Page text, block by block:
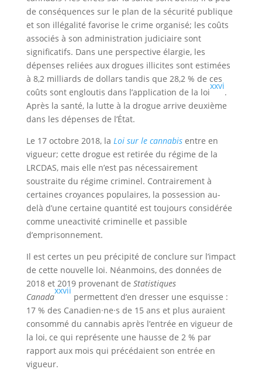
de conséquences sur le plan de la sécurité publique
et son illégalité favorise le crime organisé; les coûts
associés à son administration judiciaire sont
significatifs. Dans une perspective élargie, les
dépenses reliées aux drogues illicites sont estimées
à 8,2 milliards de dollars tandis que 28,2 % de ces
coûts sont engloutis dans l’application de la loi
xxvi
.
Après la santé, la lutte à la drogue arrive deuxième
dans les dépenses de l’État.
Le 17 octobre 2018, la Loi sur le cannabisentre en
vigueur; cette drogue est retirée du régime de la
LRCDAS, mais elle n’est pas nécessairement
soustraite du régime criminel. Contrairement à
certaines croyances populaires, la possession au-
delà d’une certaine quantité est toujours considérée
comme uneactivité criminelle et passible
d’emprisonnement.
Il est certes un peu précipité de conclure sur l’impact
de cette nouvelle loi. Néanmoins, des données de
2018 et 2019 provenant de Statistiques
Canada
xxvii
permettent d’en dresser une esquisse :
17 % des Canadien·ne·s de 15 ans et plus auraient
consommé du cannabis après l’entrée en vigueur de
la loi, ce qui représente une hausse de 2 % par
rapport aux mois qui précédaient son entrée en
vigueur.